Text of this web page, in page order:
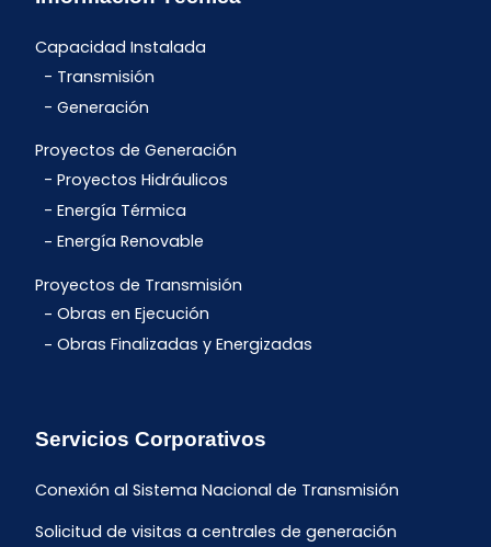
Capacidad Instalada
Transmisión
Generación
Proyectos de Generación
Proyectos Hidráulicos
Energía Térmica
Energía Renovable
Proyectos de Transmisión
Obras en Ejecución
Obras Finalizadas y Energizadas
Servicios Corporativos
Conexión al Sistema Nacional de Transmisión
Solicitud de visitas a centrales de generación